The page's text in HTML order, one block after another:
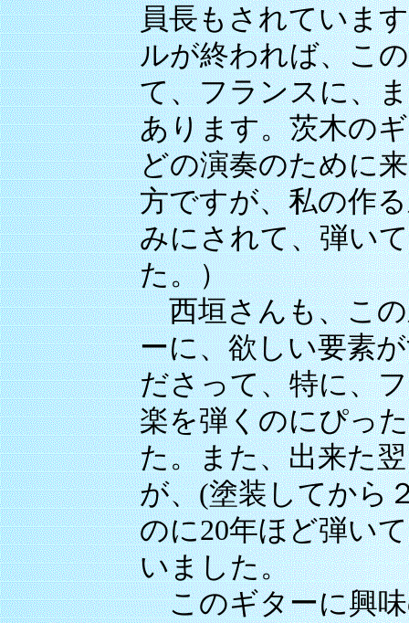
員長もされていま
ルが終われば、こ
て、フランスに、
あります。茨木の
どの演奏のために
方ですが、私の作
みにされて、弾い
た。）
西垣さんも、この
ーに、欲しい要素
ださって、特に、
楽を弾くのにぴっ
た。また、出来た
が、(塗装してから
のに20年ほど弾い
いました。
このギターに興味